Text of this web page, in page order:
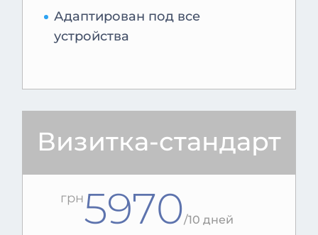
Адаптирован под все
устройства
Визитка-стандарт
грн5970/10 дней